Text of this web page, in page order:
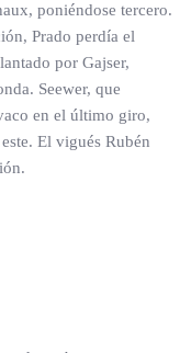
poniéndose tercero.
Prado perdía el
por Gajser,
Seewer, que
en el último giro,
El vigués Rubén